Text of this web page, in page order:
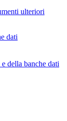
ulteriori
dati
della banche dati